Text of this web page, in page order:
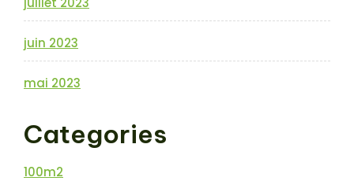
juin 2023
mai 2023
Categories
100m2